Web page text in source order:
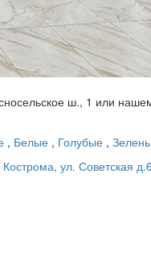
ш., 1 или
, Белые , Голубые ,
Кострома, ул. Советская